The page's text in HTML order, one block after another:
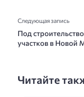
Следующая запись
Под
участков в Новой
Читайте